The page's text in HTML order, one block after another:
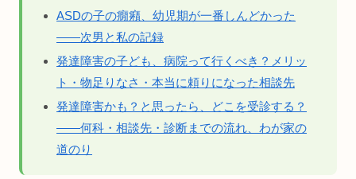
ASDの子の癇癪、幼児期が一番しんどかった
——次男と私の記録
発達障害の子ども、病院って行くべき？メリッ
ト・物足りなさ・本当に頼りになった相談先
発達障害かも？と思ったら、どこを受診する？
——何科・相談先・診断までの流れ、わが家の
道のり